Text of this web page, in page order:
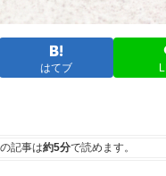
はてブ
記事は約5分で読めます。